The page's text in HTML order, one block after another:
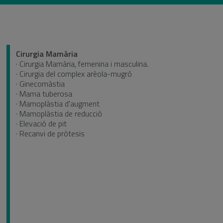
Cirurgia Mamària
· Cirurgia Mamària, femenina i masculina.
· Cirurgia del complex arèola-mugró
· Ginecomàstia
· Mama tuberosa
· Mamoplàstia d'augment
· Mamoplàstia de reducció
· Elevació de pit
· Recanvi de pròtesis